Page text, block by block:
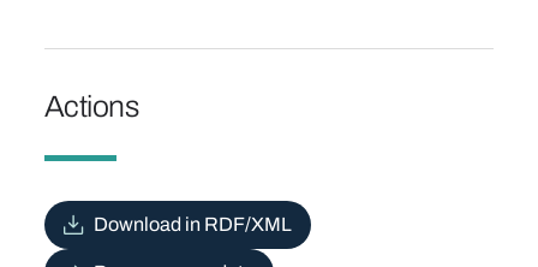
Actions
Download in RDF/XML